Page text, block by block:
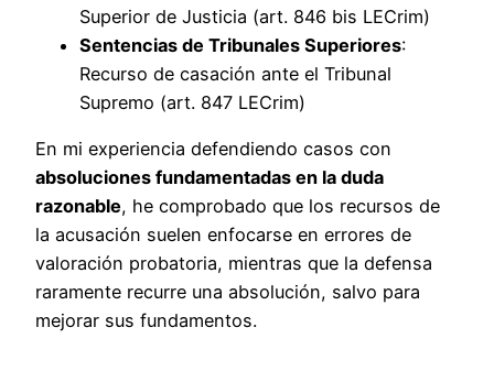
Superior de Justicia (art. 846 bis LECrim)
Sentencias de Tribunales Superiores:
Recurso de casación ante el Tribunal
Supremo (art. 847 LECrim)
En mi experiencia defendiendo casos con
absoluciones fundamentadas en la duda
razonable, he comprobado que los recursos de
la acusación suelen enfocarse en errores de
valoración probatoria, mientras que la defensa
raramente recurre una absolución, salvo para
mejorar sus fundamentos.